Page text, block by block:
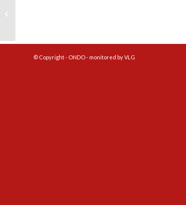
© Copyright - ONDO - monitored by VLG